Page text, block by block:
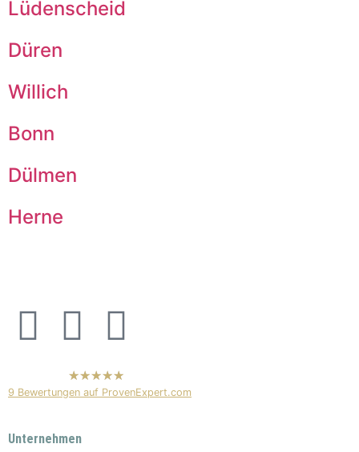
Lüdenscheid
Düren
Willich
Bonn
Dülmen
Herne
hat5,00
von5
9 Bewertungen auf ProvenExpert.com
Unternehmen